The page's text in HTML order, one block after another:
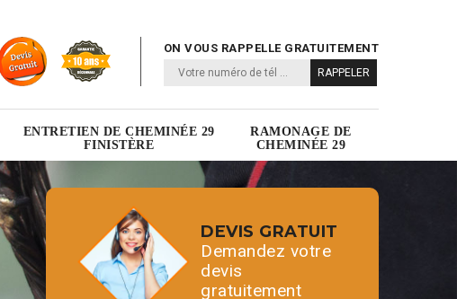
ON VOUS RAPPELLE GRATUITEMENT
ENTRETIEN DE CHEMINÉE 29
FINISTÈRE
RAMONAGE DE
CHEMINÉE 29
DEVIS GRATUIT
Demandez votre
devis
gratuitement